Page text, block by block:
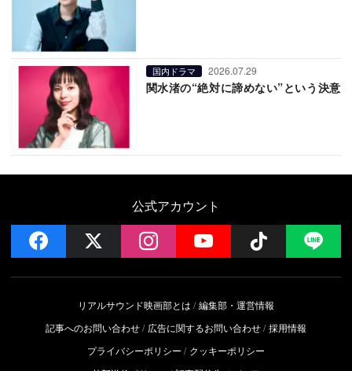
国内ドラマ 2026.07.29
関水渚の“絶対に諦めない”という決意
公式アカウント
facebook instagramYouTube Follow
リアルサウンド映画部とは
編集部・運営情報
記事へのお問い合わせ
広告に関するお問い合わせ 採用情報
プライバシーポリシー
クッキーポリシー